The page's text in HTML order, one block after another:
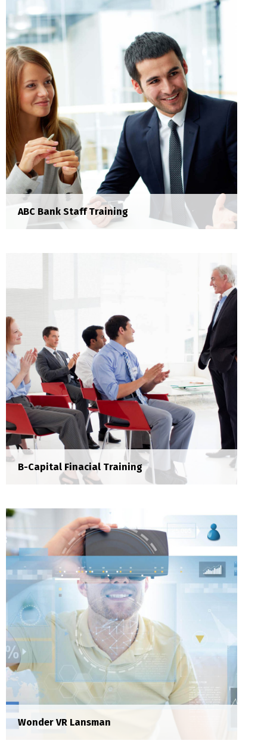
Donec porta tortor eget eros finibus, finibus
hendrerit elit venenatis faucibus orci luctus et
ultrices posuere.
Tech Drones Lansman
Sed risus tellus, malesuada et accumsan vitae,
aliquet eget nisl. Duis semper quis neque a
ABC Bank Staff Training
ABC Bank Staff Training
Sed risus tellus, malesuada et accumsan vitae,
aliquet eget nisl. Duis semper quis neque a
sollicitudin.
B-Capital Finacial Training
Wonder VR Lansman